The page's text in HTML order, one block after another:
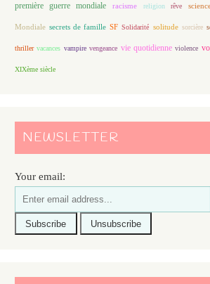
première guerre mondiale racisme religion rêve
Mondiale secrets de famille SF Solidarité solitude sorcière
thriller vacances vampire vengeance vie quotidienne violence
XIXème siècle
NEWSLETTER
Your email: